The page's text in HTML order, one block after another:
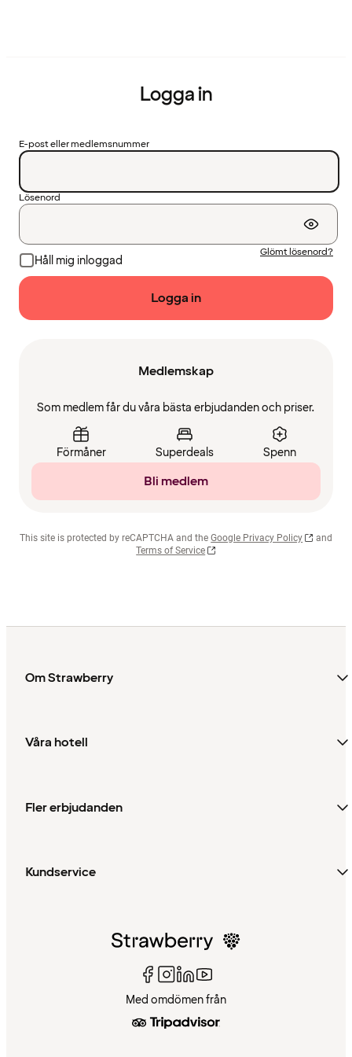
Logga in
E-post eller medlemsnummer
Lösenord
Håll mig inloggad
Glömt lösenord?
Logga in
Medlemskap
Som medlem får du våra bästa erbjudanden och priser.
Förmåner Superdeals Spenn
Bli medlem
This site is protected by reCAPTCHA and the Google Privacy Policy
and
Terms of Service
Om Strawberry
Våra hotell
Fler erbjudanden
Kundservice
Med omdömen från